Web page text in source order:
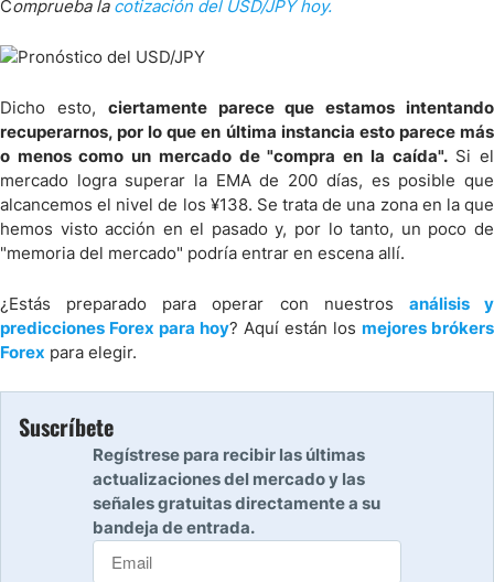
Comprueba la cotización del USD/JPY hoy.
Dicho esto, ciertamente parece que estamos intentando
recuperarnos, por lo que en última instancia esto parece más
o menos como un mercado de "compra en la caída".Si el
mercado logra superar la EMA de 200 días, es posible que
alcancemos el nivel de los ¥138. Se trata de una zona en la que
hemos visto acción en el pasado y, por lo tanto, un poco de
"memoria del mercado" podría entrar en escena allí.
¿Estás preparado para operar con nuestros análisis y
predicciones Forex para hoy? Aquí están los mejores brókers
Forex para elegir.
Suscríbete
Regístrese para recibir las últimas
actualizaciones del mercado y las
señales gratuitas directamente a su
bandeja de entrada.